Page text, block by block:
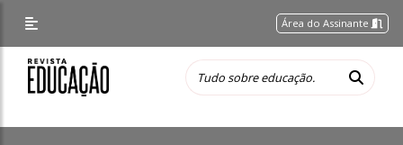
Área do Assinante